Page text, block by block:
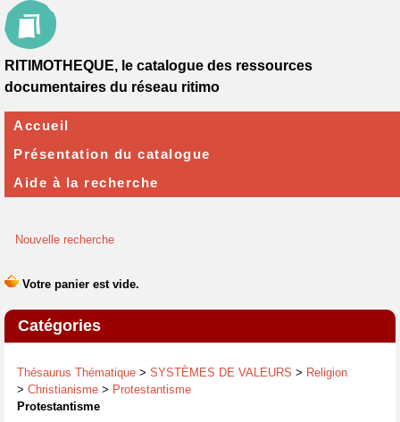
Nouvelle recherche
Catégories
Thésaurus Thématique > SYSTÈMES DE VALEURS > Religion
> Christianisme > Protestantisme
Protestantisme
RITIMOTHEQUE, le catalogue des ressources
documentaires du réseau ritimo
Accueil
Présentation du catalogue
Aide à la recherche